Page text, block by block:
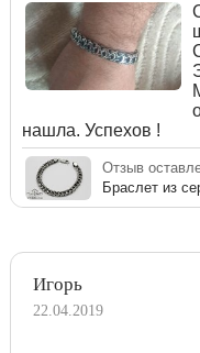
нашла. Успехов !
Отзыв
Браслет из
Игорь
22.04.2019